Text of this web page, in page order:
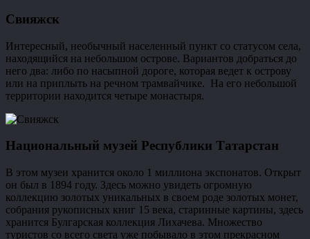
Свияжск
Интересный, необычный населенный пункт со статусом села,
находящийся на небольшом острове. Вариантов добраться до
него два: либо по насыпной дороге, которая ведет к острову
или на приплыть на речном трамвайчике. На его небольшой
территории находится четыре монастыря.
Национальный музей Республики Татарстан
В этом музеи хранится около 1 миллиона экспонатов. Открыт
он был в 1894 году. Здесь можно увидеть огромную
коллекцию золотых уникальных в своем роде золотых монет,
собрания рукописных книг 15 века, старинные картины, здесь
хранится Булгарская коллекция Лихачева. Множество
туристов со всего света уже побывало в этом прекрасном